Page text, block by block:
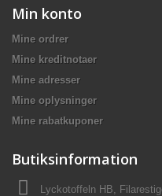
Min konto
Mine ordrer
Mine kreditnotaer
Mine adresser
Mine oplysninger
Mine rabatkuponer
Butiksinformation
Lyckotoffeln HB,